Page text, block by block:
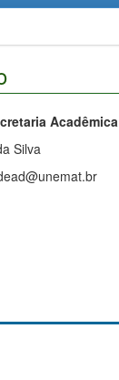
Acadêmica
Silva